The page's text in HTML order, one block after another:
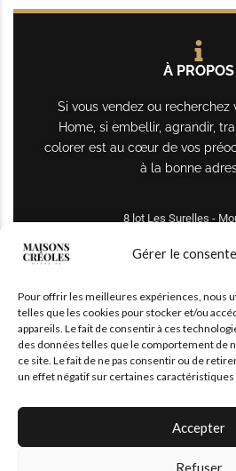
Gérer le
Pour offrir les meilleures expériences, nous
telles que les cookies pour stocker et/ou
appareils. Le fait de consentir à ces
des données telles que le comportement de
ce site. Le fait de ne pas consentir ou de
un effet négatif sur certaines
Accepter
Refuser
À PROPOS
Si vous vendez ou recherchez
Home, si embellir, agrandir,
colorer est au cœur de vos
à la bonne
8 lot Les Surelles -